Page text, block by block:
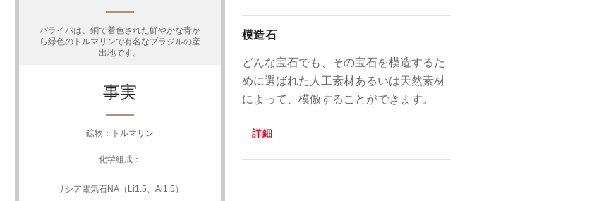
パライバは、銅で着色された鮮やかな青か
ら緑色のトルマリンで有名なブラジルの産
出地です。
事実
鉱物：トルマリン
化学組成：
リシア電気石NA（Li1.5、Al1.5）
模造石
どんな宝石でも、その宝石を模造するた
めに選ばれた人工素材あるいは天然素材
によって、模倣することができます。
詳細